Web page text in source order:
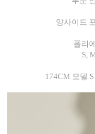
양사이드
폴리
S,
174CM 모델